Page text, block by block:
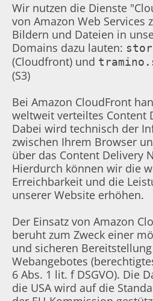
Wir nutzen die Dienste
von Amazon Web Services
Bildern und Dateien in
Domains dazu lauten:
(Cloudfront) und
(S3)
Bei Amazon CloudFront
weltweit verteiltes Content
Dabei wird technisch der
zwischen Ihrem Browser
über das Content Delivery
Hierdurch können wir die
Erreichbarkeit und die
unserer Website erhöhen.
Der Einsatz von Amazon
beruht zum Zweck einer
und sicheren
Webangebotes
6 Abs. 1 lit. f DSGVO). Die
die USA wird auf die